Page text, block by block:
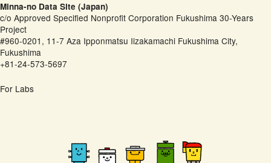
Minna-no Data Site (Japan)
c/o Approved Specified Nonprofit Corporation Fukushima 30-Years
Project
#960-0201, 11-7 Aza Ipponmatsu Iizakamachi Fukushima City,
Fukushima
+81-24-573-5697
For Labs